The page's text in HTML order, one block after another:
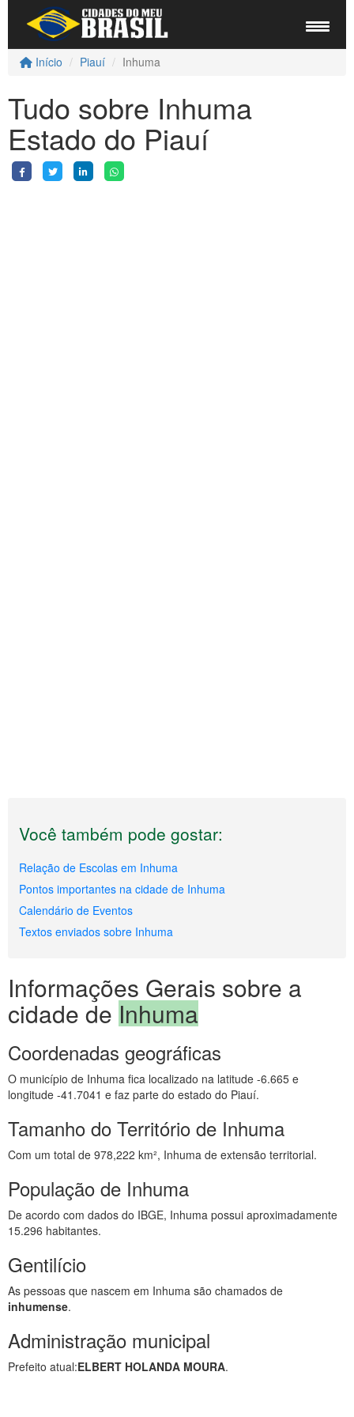
Início Piauí Inhuma
Tudo sobre Inhuma
Estado do Piauí
Você também pode gostar:
Relação de Escolas em Inhuma
Pontos importantes na cidade de Inhuma
Calendário de Eventos
Textos enviados sobre Inhuma
Informações Gerais sobre a
cidade de Inhuma
Coordenadas geográficas
O município de Inhuma fica localizado na latitude -6.665 e
longitude -41.7041 e faz parte do estado do Piauí.
Tamanho do Território de Inhuma
Com um total de 978,222 km², Inhuma de extensão territorial.
População de Inhuma
De acordo com dados do IBGE, Inhuma possui aproximadamente
15.296 habitantes.
Gentilício
As pessoas que nascem em Inhuma são chamados de
inhumense.
Administração municipal
Prefeito atual:ELBERT HOLANDA MOURA.